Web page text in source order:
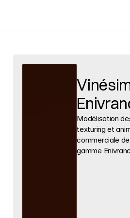
Modélisation
texturing et
commerciale
gamme